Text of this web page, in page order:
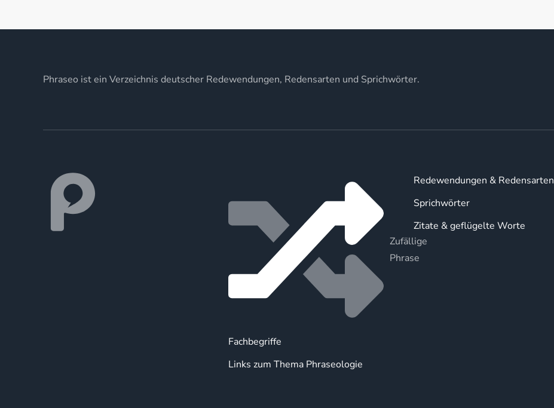
Phraseo ist ein Verzeichnis deutscher Redewendungen, Redensarten und Sprichwörter.
Zufällige
Phrase
Fachbegriffe
Links zum Thema Phraseologie
Redewendungen & Redensarten
Sprichwörter
Zitate & geflügelte Worte